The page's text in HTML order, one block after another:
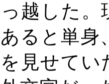
越した
ると単
見せて